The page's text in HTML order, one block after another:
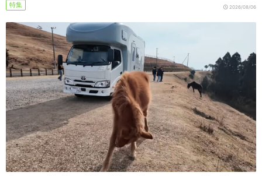
特集 2026/08/06